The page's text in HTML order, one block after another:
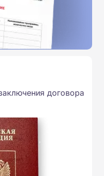
договора